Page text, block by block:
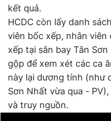
kết quả.
HCDC còn lấy danh
viên bốc xếp, nhân viên
xếp tại sân bay Tân
gộp để xem xét các ca
này lại dương tính (như
Sơn Nhất vừa qua -
và truy nguồn.